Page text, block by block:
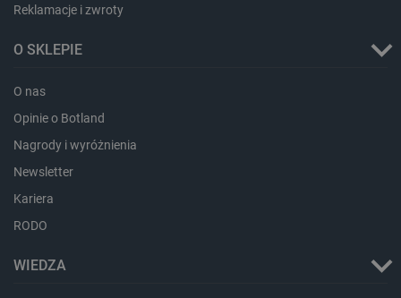
Reklamacje i zwroty
O SKLEPIE
O nas
Opinie o Botland
Nagrody i wyróżnienia
Newsletter
Kariera
RODO
WIEDZA